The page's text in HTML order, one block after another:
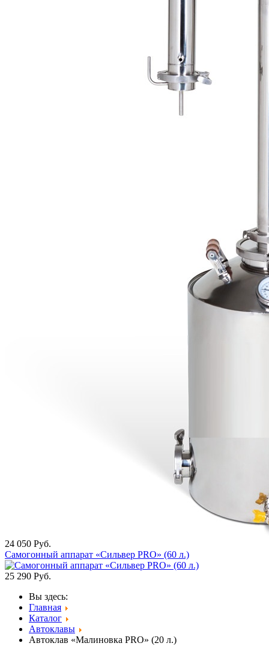
24 050 Руб.
Самогонный аппарат «Сильвер PRO» (60 л.)
25 290 Руб.
Вы здесь:
Главная
Каталог
Автоклавы
Автоклав «Малиновка PRO» (20 л.)